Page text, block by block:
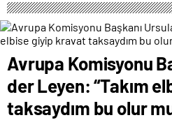
Avrupa Komisyonu
der Leyen: “Takım
taksaydım bu olur